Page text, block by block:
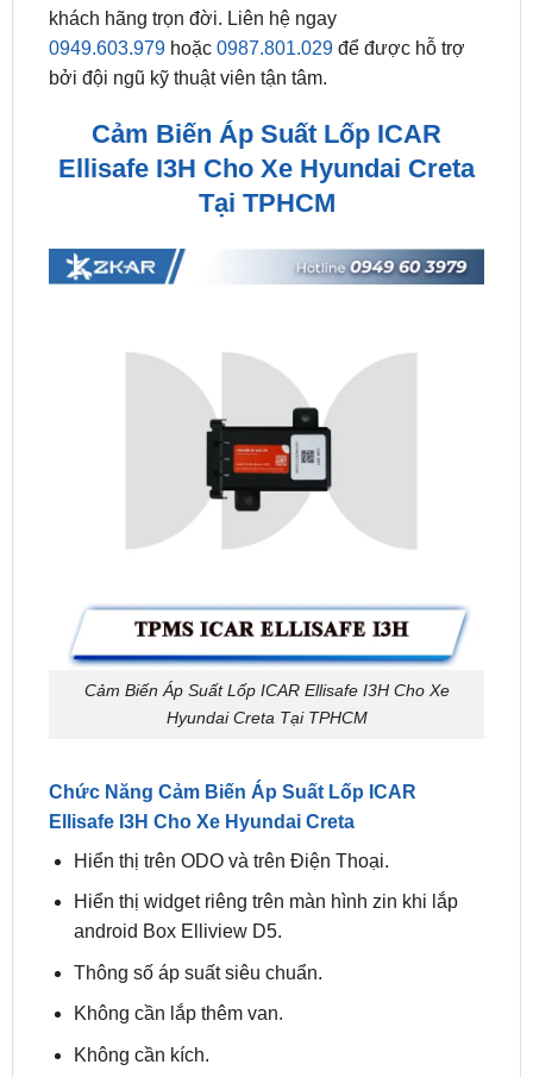
bởi đội ngũ kỹ thuật viên tận tâm.
Cảm Biến Áp Suất Lốp ICAR
Tại TPHCM
Cảm Biến Áp Suất Lốp ICAR Ellisafe I3H Cho Xe
Hyundai Creta Tại TPHCM
Chức Năng Cảm Biến Áp Suất Lốp ICAR
Hiển thị trên ODO và trên Điện Thoại.
android Box Elliview D5.
Thông số áp suất siêu chuẩn.